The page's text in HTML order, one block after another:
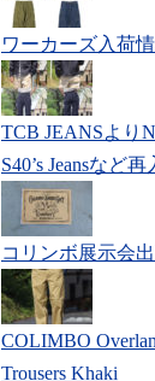
ワーカーズ入荷
TCB JEANSより
S40’s Jeansなど
コリンボ展示会
COLIMBO
Trousers Khaki